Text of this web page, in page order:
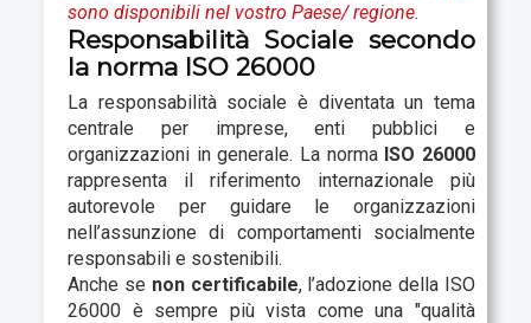
sono disponibili nel vostro Paese/ regione.
Responsabilità Sociale secondo
la norma ISO 26000
La responsabilità sociale è diventata un tema
centrale per imprese, enti pubblici e
organizzazioni in generale. La norma ISO 26000
rappresenta il riferimento internazionale più
autorevole per guidare le organizzazioni
nell’assunzione di comportamenti socialmente
responsabili e sostenibili.
Anche se non certificabile, l’adozione della ISO
26000 è sempre più vista come una "qualità